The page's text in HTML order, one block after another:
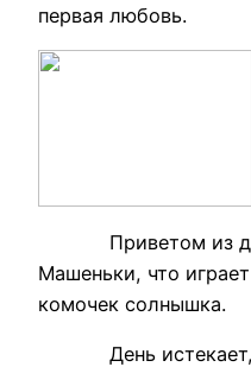
первая любовь.
Приветом из
Машеньки, что
комочек солнышка.
День истекает,